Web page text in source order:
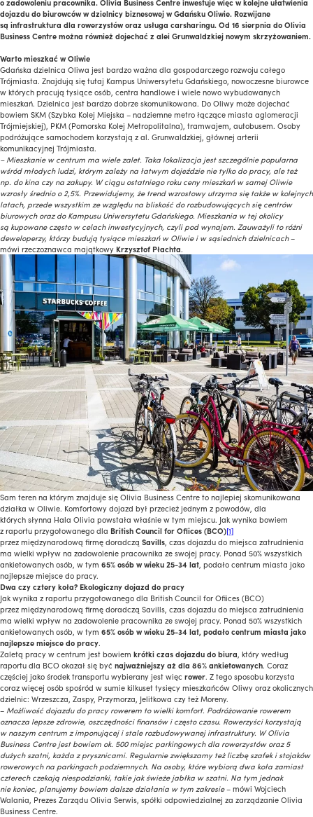
dojazdu do biurowców w dzielnicy biznesowej w Gdańsku Oliwie. Rozwijane
są infrastruktura dla rowerzystów oraz usługa carsharingu. Od 16 sierpnia do Olivia
Business Centre można również dojechać z alei Grunwaldzkiej nowym skrzyżowaniem.
Warto mieszkać w Oliwie
Gdańska dzielnica Oliwa jest bardzo ważna dla gospodarczego rozwoju całego
Trójmiasta. Znajdują się tutaj Kampus Uniwersytetu Gdańskiego, nowoczesne biurowce
w których pracują tysiące osób, centra handlowe i wiele nowo wybudowanych
mieszkań. Dzielnica jest bardzo dobrze skomunikowana. Do Oliwy może dojechać
bowiem SKM (Szybka Kolej Miejska – nadziemne metro łączące miasta aglomeracji
Trójmiejskiej), PKM (Pomorska Kolej Metropolitalna), tramwajem, autobusem. Osoby
podróżujące samochodem korzystają z al. Grunwaldzkiej, głównej arterii
komunikacyjnej Trójmiasta.
– Mieszkanie w centrum ma wiele zalet. Taka lokalizacja jest szczególnie popularna
wśród młodych ludzi, którym zależy na łatwym dojeździe nie tylko do pracy, ale też
np. do kina czy na zakupy. W ciągu ostatniego roku ceny mieszkań w samej Oliwie
wzrosły średnio o 2,5%. Przewidujemy, że trend wzrostowy utrzyma się także w kolejnych
latach, przede wszystkim ze względu na bliskość do rozbudowujących się centrów
biurowych oraz do Kampusu Uniwersytetu Gdańskiego. Mieszkania w tej okolicy
są kupowane często w celach inwestycyjnych, czyli pod wynajem. Zauważyli to różni
deweloperzy, którzy budują tysiące mieszkań w Oliwie i w sąsiednich dzielnicach–
mówi rzeczoznawca majątkowy Krzysztof Płachta.
Sam teren na którym znajduje się Olivia Business Centre to najlepiej skomunikowana
działka w Oliwie. Komfortowy dojazd był przecież jednym z powodów, dla
których słynna Hala Olivia powstała właśnie w tym miejscu. Jak wynika bowiem
z raportu przygotowanego dla British Council for Ofiices (BCO)[1]
przez międzynarodową firmę doradczą Savills, czas dojazdu do miejsca zatrudnienia
ma wielki wpływ na zadowolenie pracownika ze swojej pracy. Ponad 50% wszystkich
ankietowanych osób, w tym 65% osób w wieku 25-34 lat, podało centrum miasta jako
najlepsze miejsce do pracy.
Dwa czy cztery koła? Ekologiczny dojazd do pracy
Jak wynika z raportu przygotowanego dla British Council for Ofiices (BCO)
przez międzynarodową firmę doradczą Savills, czas dojazdu do miejsca zatrudnienia
ma wielki wpływ na zadowolenie pracownika ze swojej pracy. Ponad 50% wszystkich
ankietowanych osób, w tym 65% osób w wieku 25-34 lat, podało centrum miasta jako
najlepsze miejsce do pracy.
Zaletą pracy w centrum jest bowiem krótki czas dojazdu do biura, który według
raportu dla BCO okazał się być najważniejszy aż dla 86% ankietowanych. Coraz
częściej jako środek transportu wybierany jest więc rower. Z tego sposobu korzysta
coraz więcej osób spośród w sumie kilkuset tysięcy mieszkańców Oliwy oraz okolicznych
dzielnic: Wrzeszcza, Zaspy, Przymorza, Jelitkowa czy też Moreny.
– Możliwość dojazdu do pracy rowerem to wielki komfort. Podróżowanie rowerem
oznacza lepsze zdrowie, oszczędności finansów i często czasu. Rowerzyści korzystają
w naszym centrum z imponującej i stale rozbudowywanej infrastruktury. W Olivia
Business Centre jest bowiem ok. 500 miejsc parkingowych dla rowerzystów oraz 5
dużych szatni, każda z prysznicami. Regularnie zwiększamy też liczbę szafek i stojaków
rowerowych na parkingach podziemnych. Na osoby, które wybiorą dwa koła zamiast
czterech czekają niespodzianki, takie jak świeże jabłka w szatni. Na tym jednak
nie koniec, planujemy bowiem dalsze działania w tym zakresie– mówi Wojciech
Walania, Prezes Zarządu Olivia Serwis, spółki odpowiedzialnej za zarządzanie Olivia
Business Centre.